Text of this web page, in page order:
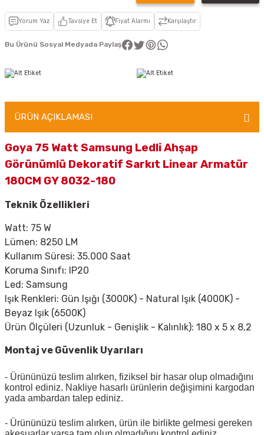
Yorum Yaz Tavsiye Et Fiyat Alarmı Karşılaştır
Bu Ürünü Sosyal Medyada Paylaş
ÜRÜN AÇIKLAMASI
Goya 75 Watt Samsung Ledli Ahşap
Görünümlü Dekoratif Sarkıt Linear Armatür
180CM GY 8032-180
Teknik Özellikleri
Watt: 75 W
Lümen: 8250 LM
Kullanım Süresi: 35.000 Saat
Koruma Sınıfı: IP20
Led: Samsung
Işık Renkleri: Gün Işığı (3000K) - Natural Işık (4000K) -
Beyaz Işık (6500K)
Ürün Ölçüleri (Uzunluk - Genişlik - Kalınlık): 180 x 5 x 8,2
Montaj ve Güvenlik Uyarıları
- Ürününüzü teslim alırken, fiziksel bir hasar olup olmadığını
kontrol ediniz. Nakliye hasarlı ürünlerin değişimini kargodan
yada ambardan talep ediniz.
- Ürününüzü teslim alırken, ürün ile birlikte gelmesi gereken